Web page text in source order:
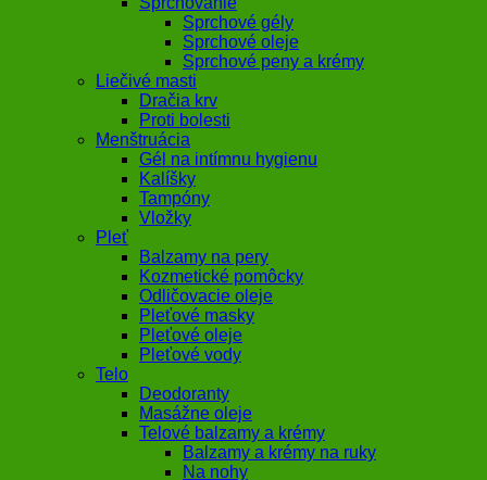
Sprchové gély
Sprchové oleje
Sprchové peny a krémy
Liečivé masti
Dračia krv
Proti bolesti
Menštruácia
Gél na intímnu hygienu
Kalíšky
Tampóny
Vložky
Pleť
Balzamy na pery
Kozmetické pomôcky
Odličovacie oleje
Pleťové masky
Pleťové oleje
Pleťové vody
Telo
Deodoranty
Masážne oleje
Telové balzamy a krémy
Balzamy a krémy na ruky
Na nohy